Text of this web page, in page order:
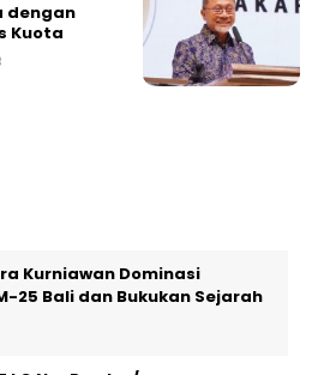
dengan
Kuota
Kurniawan Dominasi
25 Bali dan Bukukan Sejarah